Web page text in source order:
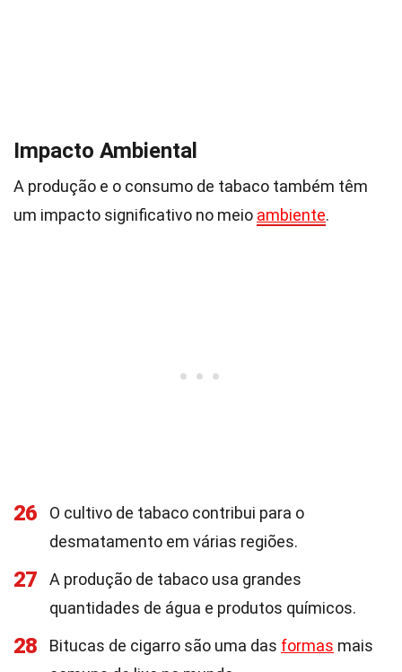
Impacto Ambiental
A produção e o consumo de tabaco também têm
um impacto significativo no meio ambiente.
26
O cultivo de tabaco contribui para o
desmatamento em várias regiões.
27
A produção de tabaco usa grandes
quantidades de água e produtos químicos.
28 Bitucas de cigarro são uma das formas mais